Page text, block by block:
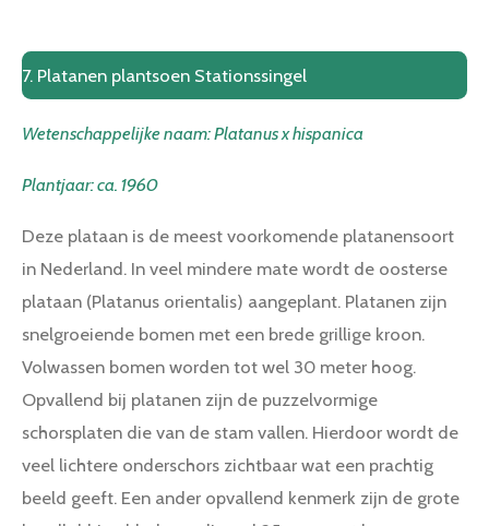
7. Platanen plantsoen Stationssingel
Wetenschappelijke naam:Platanus x hispanica
Plantjaar: ca. 1960
Deze plataan is de meest voorkomende platanensoort
in Nederland. In veel mindere mate wordt de oosterse
plataan (Platanus orientalis) aangeplant. Platanen zijn
snelgroeiende bomen met een brede grillige kroon.
Volwassen bomen worden tot wel 30 meter hoog.
Opvallend bij platanen zijn de puzzelvormige
schorsplaten die van de stam vallen. Hierdoor wordt de
veel lichtere onderschors zichtbaar wat een prachtig
beeld geeft. Een ander opvallend kenmerk zijn de grote